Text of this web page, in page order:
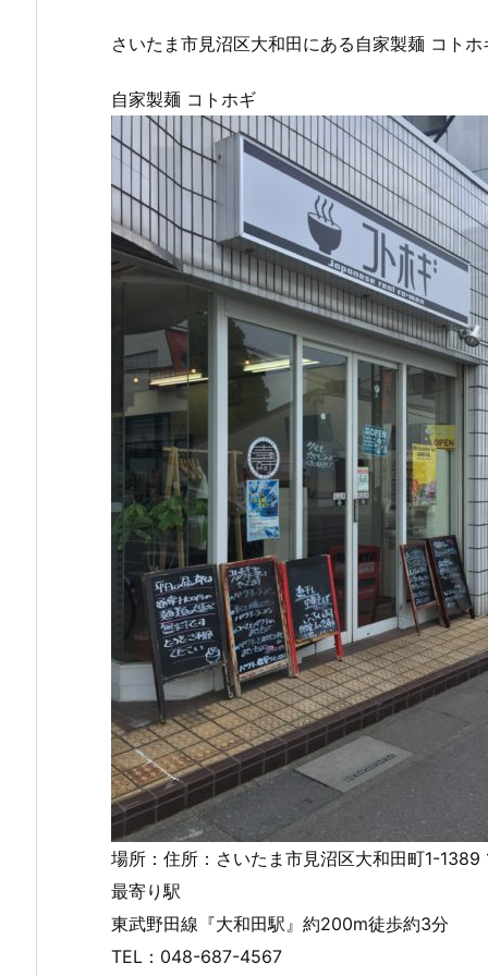
さいたま市見沼区大和田にある自家製麺 コトホ
自家製麺 コトホギ
場所：住所：さいたま市見沼区大和田町1-1389
最寄り駅
東武野田線『大和田駅』約200m徒歩約3分
TEL：048-687-4567